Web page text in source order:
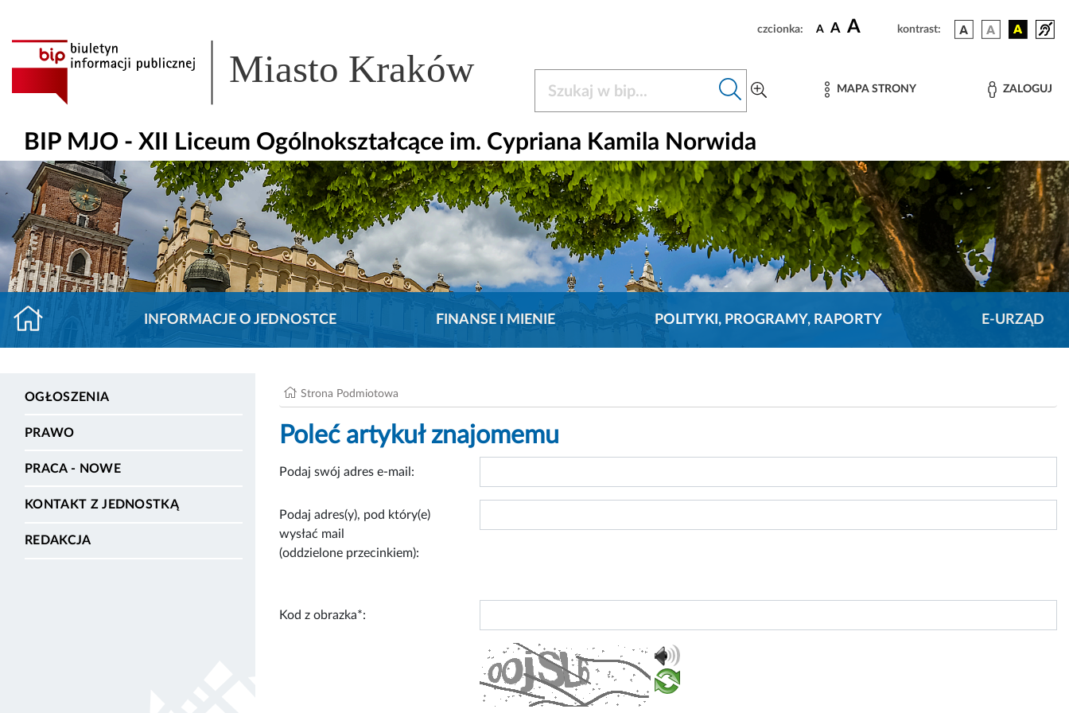
czcionka: A A A kontrast:
Miasto Kraków MAPA STRONY ZALOGUJ
BIP MJO - XII Liceum Ogólnokształcące im. Cypriana Kamila Norwida
INFORMACJE O JEDNOSTCE FINANSE I MIENIE POLITYKI, PROGRAMY, RAPORTY E-URZĄD
OGŁOSZENIA
PRAWO
PRACA - NOWE
KONTAKT Z JEDNOSTKĄ
REDAKCJA
Strona Podmiotowa
Poleć artykuł znajomemu
Podaj swój adres e-mail:
Podaj adres(y), pod który(e)
wysłać mail
(oddzielone przecinkiem):
Kod z obrazka*: